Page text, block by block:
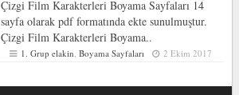
Çizgi Film Karakterleri Boyama Sayfaları 14
sayfa olarak pdf formatında ekte sunulmuştur.
Çizgi Film Karakterleri Boyama..
1. Grup elakin,Boyama Sayfaları 2 Ekim 2017